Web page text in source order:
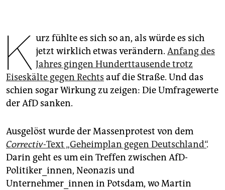
genossenschaft
epaper login
K urz fühlte es sich so an, als würde es sich
jetzt wirklich etwas verändern. Anfang des
Jahres gingen Hunderttausende trotz
Eiseskälte gegen Rechts auf die Straße. Und das
schien sogar Wirkung zu zeigen: Die Umfragewerte
der AfD sanken.
Ausgelöst wurde der Massenprotest von dem
Correctiv-Text „Geheimplan gegen Deutschland“.
Darin geht es um ein Treffen zwischen AfD-
Politiker_innen, Neonazis und
Unternehmer_innen in Potsdam, wo Martin